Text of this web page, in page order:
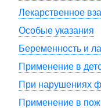
Лекарственное
Особые указания
Беременность и
Применение в
При нарушениях
Применение в